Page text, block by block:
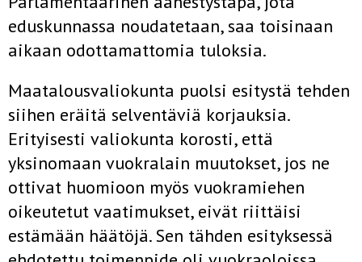
eduskunnassa noudatetaan, saa toisinaan
aikaan odottamattomia tuloksia.
Maatalousvaliokunta puolsi esitystä tehden
siihen eräitä selventäviä korjauksia.
Erityisesti valiokunta korosti, että
yksinomaan vuokralain muutokset, jos ne
ottivat huomioon myös vuokramiehen
oikeutetut vaatimukset, eivät riittäisi
estämään häätöjä. Sen tähden esityksessä